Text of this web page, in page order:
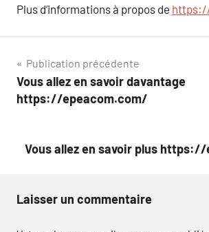
Plus d’informations à propos de
Navigation
de
Publication précédente
Vous allez en savoir davantage
https://epeacom.com/
Vous allez en savoir plus
Laisser un commentaire